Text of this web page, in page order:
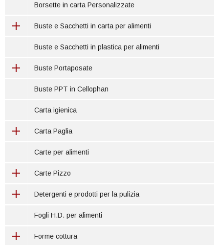
Borsette in carta Personalizzate
Buste e Sacchetti in carta per alimenti
Buste e Sacchetti in plastica per alimenti
Buste Portaposate
Buste PPT in Cellophan
Carta igienica
Carta Paglia
Carte per alimenti
Carte Pizzo
Detergenti e prodotti per la pulizia
Fogli H.D. per alimenti
Forme cottura